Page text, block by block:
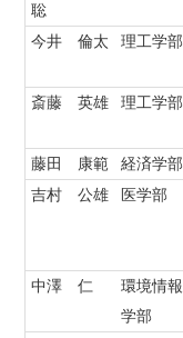
聡
今井 倫太
理工学部
斎藤 英雄
理工学部
藤田 康範
経済学部
吉村 公雄
医学部
中澤 仁
環境情報
学部